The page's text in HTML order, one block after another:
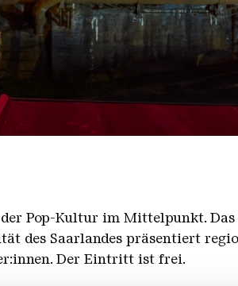
der Pop-Kultur im Mittelpunkt.
des Saarlandes präsentiert
Der Eintritt ist frei.